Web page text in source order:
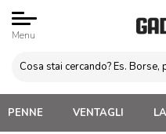
Menu
PENNE VENTAGLI